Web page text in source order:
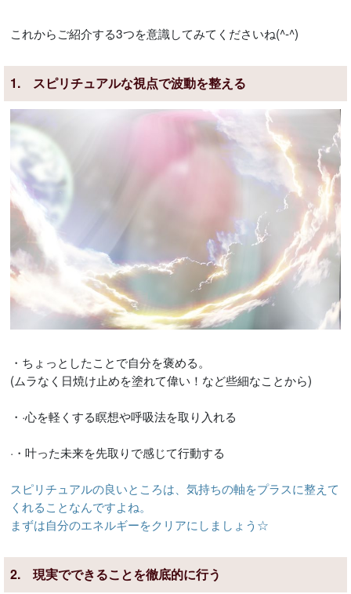
これからご紹介する3つを意識してみてくださいね(^-^)
1. スピリチュアルな視点で波動を整える
・ちょっとしたことで自分を褒める。
(ムラなく日焼け止めを塗れて偉い！など些細なことから)
・·心を軽くする瞑想や呼吸法を取り入れる
·・叶った未来を先取りで感じて行動する
スピリチュアルの良いところは、気持ちの軸をプラスに整えて
くれることなんですよね。
まずは自分のエネルギーをクリアにしましょう☆
2. 現実でできることを徹底的に行う